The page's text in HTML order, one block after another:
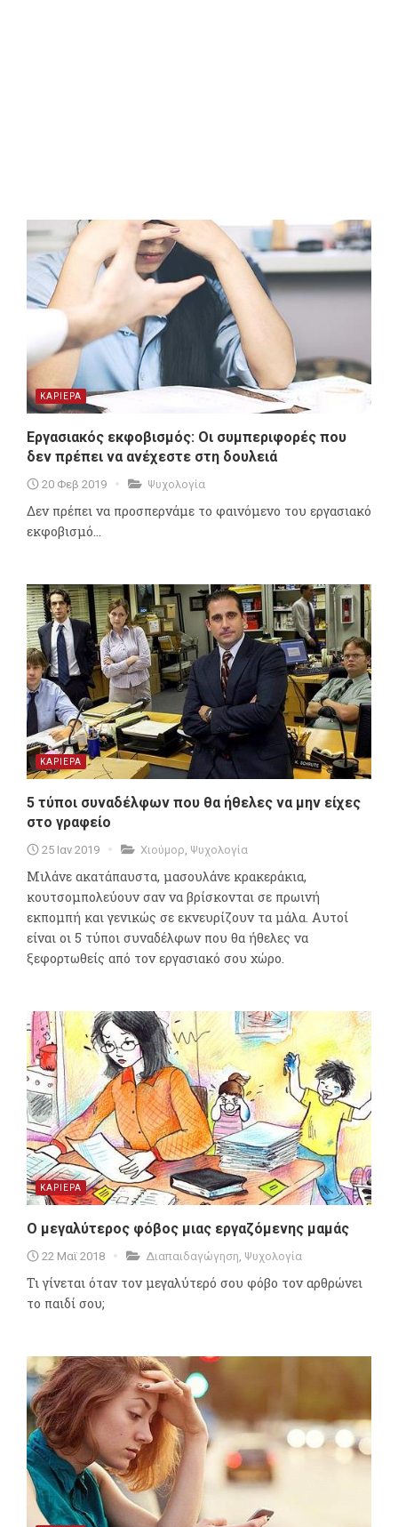
ΚΑΡΙΕΡΑ
Εργασιακός εκφοβισμός: Οι συμπεριφορές που
δεν πρέπει να ανέχεστε στη δουλειά
20 Φεβ 2019 Ψυχολογία
Δεν πρέπει να προσπερνάμε το φαινόμενο του εργασιακό
εκφοβισμό...
ΚΑΡΙΕΡΑ
5 τύποι συναδέλφων που θα ήθελες να μην είχες
στο γραφείο
25 Ιαν 2019 Χιούμορ Ψυχολογία
Mιλάνε ακατάπαυστα, μασουλάνε κρακεράκια,
κουτσομπολεύουν σαν να βρίσκονται σε πρωινή
εκπομπή και γενικώς σε εκνευρίζουν τα μάλα. Αυτοί
είναι οι 5 τύποι συναδέλφων που θα ήθελες να
ξεφορτωθείς από τον εργασιακό σου χώρο.
ΚΑΡΙΕΡΑ
Ο μεγαλύτερος φόβος μιας εργαζόμενης μαμάς
22 Μαϊ 2018 Διαπαιδαγώγηση Ψυχολογία
Τι γίνεται όταν τον μεγαλύτερό σου φόβο τον αρθρώνει
το παιδί σου;